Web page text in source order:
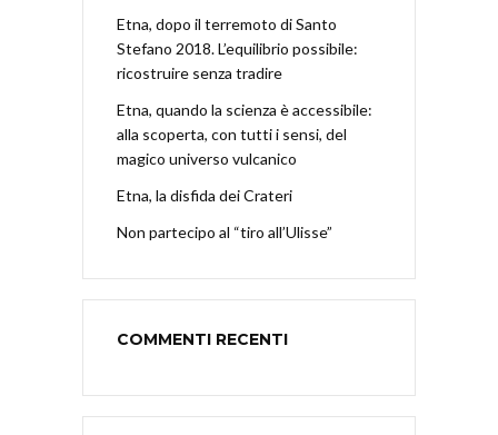
Etna, dopo il terremoto di Santo
Stefano 2018. L’equilibrio possibile:
ricostruire senza tradire
Etna, quando la scienza è accessibile:
alla scoperta, con tutti i sensi, del
magico universo vulcanico
Etna, la disfida dei Crateri
Non partecipo al “tiro all’Ulisse”
COMMENTI RECENTI